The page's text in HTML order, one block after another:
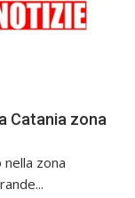
Catania zona
nella zona